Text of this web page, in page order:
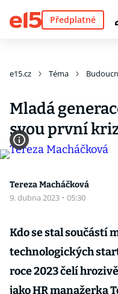
Předplatné
e15.cz Téma
Mladá
svou první
Tereza Macháčková
9. dubna 2023 · 05:30
Kdo se stal součástí
technologických
roce 2023 čelí
jako HR manažerka